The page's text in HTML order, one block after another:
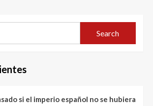
Search
si el imperio español no se hubiera